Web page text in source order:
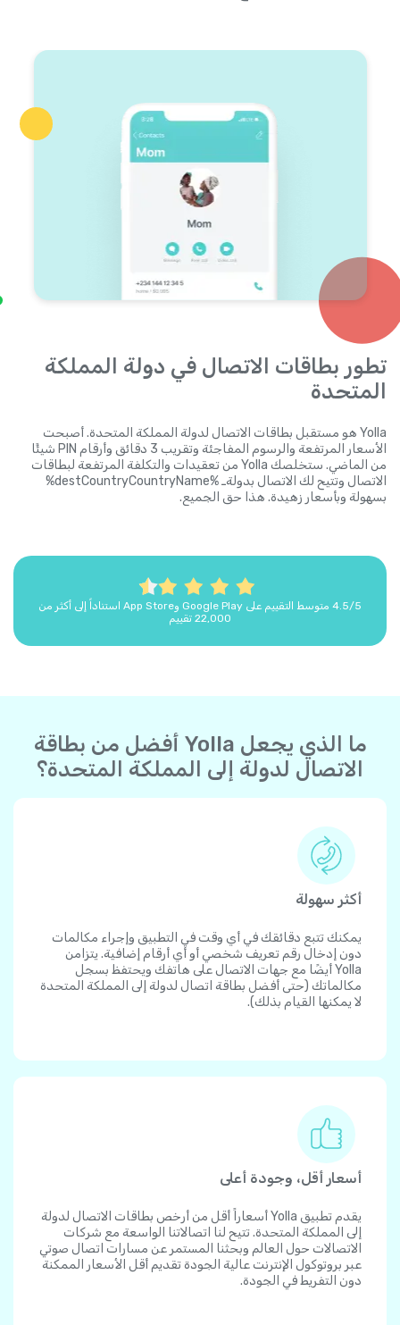
تطور بطاقات الاتصال في دولة المملكة
المتحدة
Yolla هو مستقبل بطاقات الاتصال لدولة المملكة المتحدة. أصبحت
الأسعار المرتفعة والرسوم المفاجئة وتقريب 3 دقائق وأرقام PIN شيئًا
من الماضي. ستخلصك Yolla من تعقيدات والتكلفة المرتفعة لبطاقات
الاتصال وتتيح لك الاتصال بدولةـ %destCountryCountryName%
بسهولة وبأسعار زهيدة. هذا حق الجميع.
4.5/5 متوسط التقييم على Google Play وApp Store استناداً إلى أكثر من
22,000 تقييم
ما الذي يجعل Yolla أفضل من بطاقة
الاتصال لدولة إلى المملكة المتحدة؟
أكثر سهولة
يمكنك تتبع دقائقك في أي وقت في التطبيق وإجراء مكالمات
دون إدخال رقم تعريف شخصي أو أي أرقام إضافية. يتزامن
Yolla أيضًا مع جهات الاتصال على هاتفك ويحتفظ بسجل
مكالماتك (حتى أفضل بطاقة اتصال لدولة إلى المملكة المتحدة
لا يمكنها القيام بذلك).
أسعار أقل، وجودة أعلى
يقدم تطبيق Yolla أسعاراً أقل من أرخص بطاقات الاتصال لدولة
إلى المملكة المتحدة. تتيح لنا اتصالاتنا الواسعة مع شركات
الاتصالات حول العالم وبحثنا المستمر عن مسارات اتصال صوتي
عبر بروتوكول الإنترنت عالية الجودة تقديم أقل الأسعار الممكنة
دون التفريط في الجودة.